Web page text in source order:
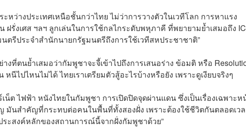
หว่างประเทศเหนือชั้นกว่าไทย ไม่ว่าการวางตัวในเวทีโลก การหาแรง
รั่งเศส ฯลฯ ลูกเล่นในการใช้กลไกระดับพหุภาคี ที่พยายามย้ำเสมอถึง
ตรีประจำสำนักนายกรัฐมนตรีถึงการใช้เวทีสหประชาชาติ”
ที่ตนย้ำเสมอว่ากัมพูชาจะจี้เข้าไปถึงการเสนอร่าง ข้อมติ หรือ
นีไปไหนไม่ได้ ไทยเราเตรียมตัวสู้อะไรบ้างหรือยัง เพราะดูเงียบจริงๆ
น็ต ไฟฟ้า หนังไทยในกัมพูชา การเปิดปิดจุดผ่านแดน ซึ่งเป็นเรื่องเฉพาะห
มันสำคัญที่กระทบต่อคนในพื้นที่ทั้งสองฝั่ง เพราะต้องใช้ชีวิตกันตลอดเว
ระสงค์หลักของสถานการณ์นี้จากฝั่งกัมพูชาด้วย”